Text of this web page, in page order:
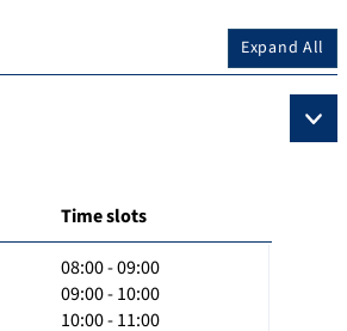
Expand All
Time slots
08:00 - 09:00
09:00 - 10:00
10:00 - 11:00